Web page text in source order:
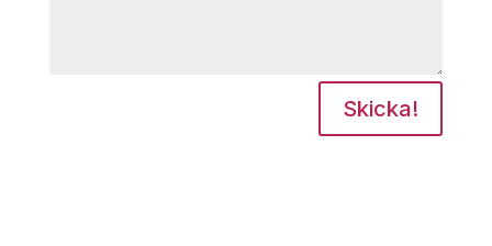
Skicka!